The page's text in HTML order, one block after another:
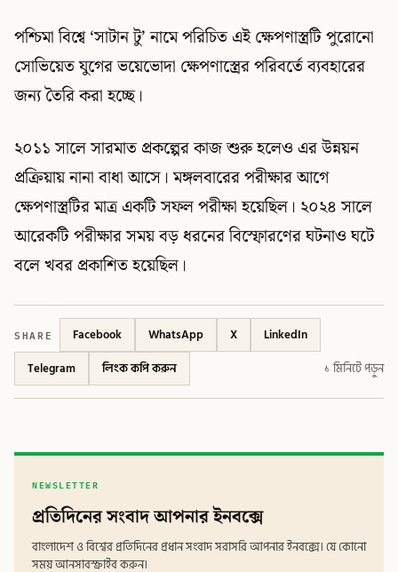
পশ্চিমা বিশ্বে ‘সাটান টু’ নামে পরিচিত এই ক্ষেপণাস্ত্রটি পুরোনো
সোভিয়েত যুগের ভয়েভোদা ক্ষেপণাস্ত্রের পরিবর্তে ব্যবহারের
জন্য তৈরি করা হচ্ছে।
২০১১ সালে সারমাত প্রকল্পের কাজ শুরু হলেও এর উন্নয়ন
প্রক্রিয়ায় নানা বাধা আসে। মঙ্গলবারের পরীক্ষার আগে
ক্ষেপণাস্ত্রটির মাত্র একটি সফল পরীক্ষা হয়েছিল। ২০২৪ সালে
আরেকটি পরীক্ষার সময় বড় ধরনের বিস্ফোরণের ঘটনাও ঘটে
বলে খবর প্রকাশিত হয়েছিল।
SHARE Facebook WhatsApp X
LinkedIn
Telegram
লিংক কপি করুন ১ মিনিটে পড়ুন
NEWSLETTER
প্রতিদিনের সংবাদ আপনার ইনবক্সে
বাংলাদেশ ও বিশ্বের প্রতিদিনের প্রধান সংবাদ সরাসরি আপনার ইনবক্সে। যে কোনো
সময় আনসাবস্ক্রাইব করুন।